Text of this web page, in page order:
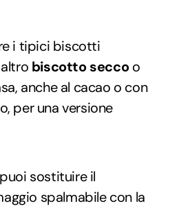
i tipici biscotti
biscotto seccoo
anche al cacao o con
per una versione
sostituire il
spalmabile con la